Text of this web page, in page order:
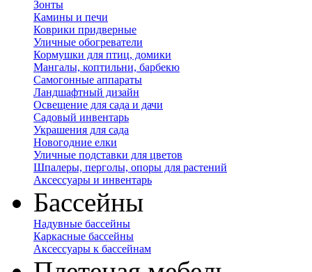
Зонты
Камины и печи
Коврики придверные
Уличные обогреватели
Кормушки для птиц, домики
Мангалы, коптильни, барбекю
Самогонные аппараты
Ландшафтный дизайн
Освещение для сада и дачи
Садовый инвентарь
Украшения для сада
Новогодние елки
Уличные подставки для цветов
Шпалеры, перголы, опоры для растений
Аксессуары и инвентарь
Бассейны
Надувные бассейны
Каркасные бассейны
Аксессуары к бассейнам